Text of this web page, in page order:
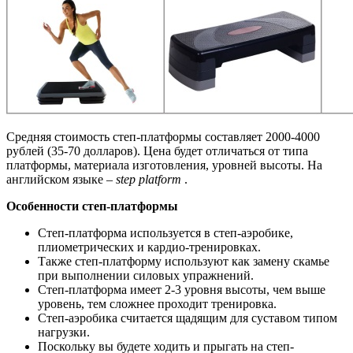
Средняя стоимость степ-платформы составляет 2000-4000
рублей (35-70 долларов). Цена будет отличаться от типа
платформы, материала изготовления, уровней высоты. На
английском языке – step platform .
Особенности степ-платформы
Степ-платформа используется в степ-аэробике,
плиометрических и кардио-тренировках.
Также степ-платформу используют как замену скамье
при выполнении силовых упражнений.
Степ-платформа имеет 2-3 уровня высоты, чем выше
уровень, тем сложнее проходит тренировка.
Степ-аэробика считается щадящим для суставом типом
нагрузки.
Поскольку вы будете ходить и прыгать на степ-